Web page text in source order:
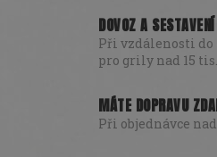
DOVOZ A
Při vzdálenosti do
pro grily nad 15
MÁTE DOPRAVU
Při objednávce